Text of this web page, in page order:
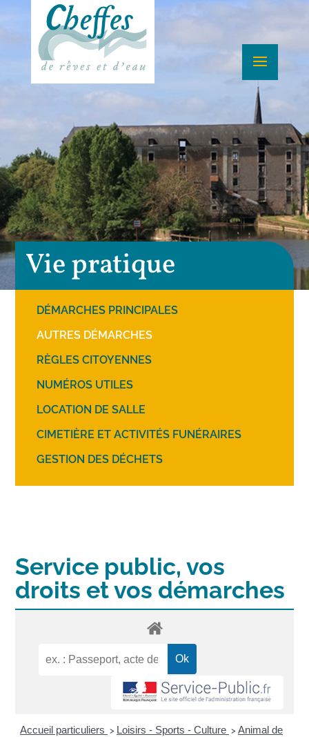
Vie pratique
DÉMARCHES PRINCIPALES
AUTRES DÉMARCHES
RÈGLES CITOYENNES
NUMÉROS UTILES
LOCATION DE SALLE
CIMETIÈRE ET ACTIVITÉS FUNÉRAIRES
GESTION DES DÉCHETS
Service public, vos
droits et vos démarches
Accueil particuliers > Loisirs - Sports - Culture > Animal de